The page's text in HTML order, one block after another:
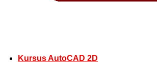
Kursus AutoCAD 2D